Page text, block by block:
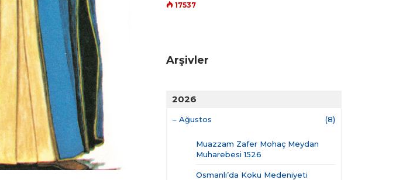
17537
Arşivler
2026
– Ağustos (8)
Muazzam Zafer Mohaç Meydan
Muharebesi 1526
Osmanlı’da Koku Medeniyeti